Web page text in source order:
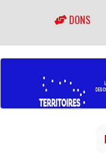
DONS